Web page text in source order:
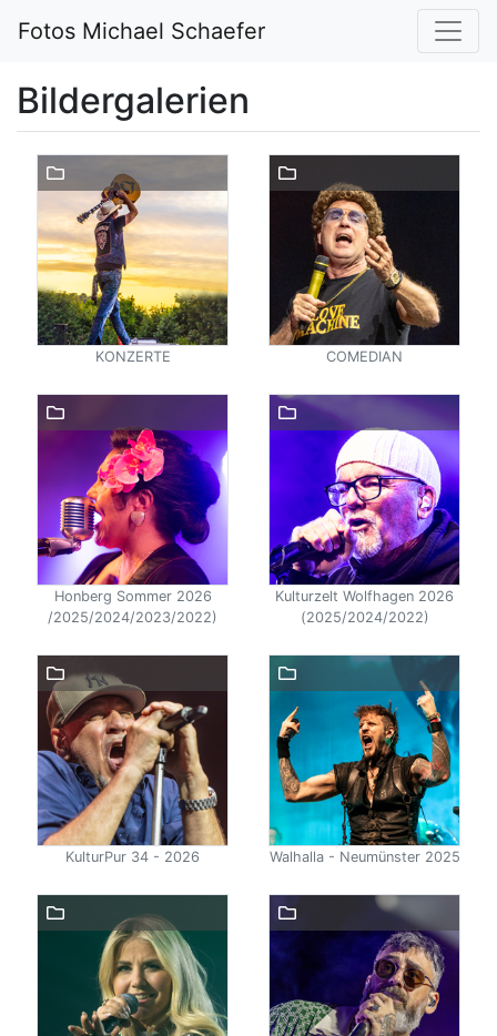
Fotos Michael Schaefer
Bildergalerien
KONZERTE COMEDIAN
Honberg Sommer 2026
/2025/2024/2023/2022)
Kulturzelt Wolfhagen 2026
(2025/2024/2022)
KulturPur 34 - 2026 Walhalla - Neumünster 2025